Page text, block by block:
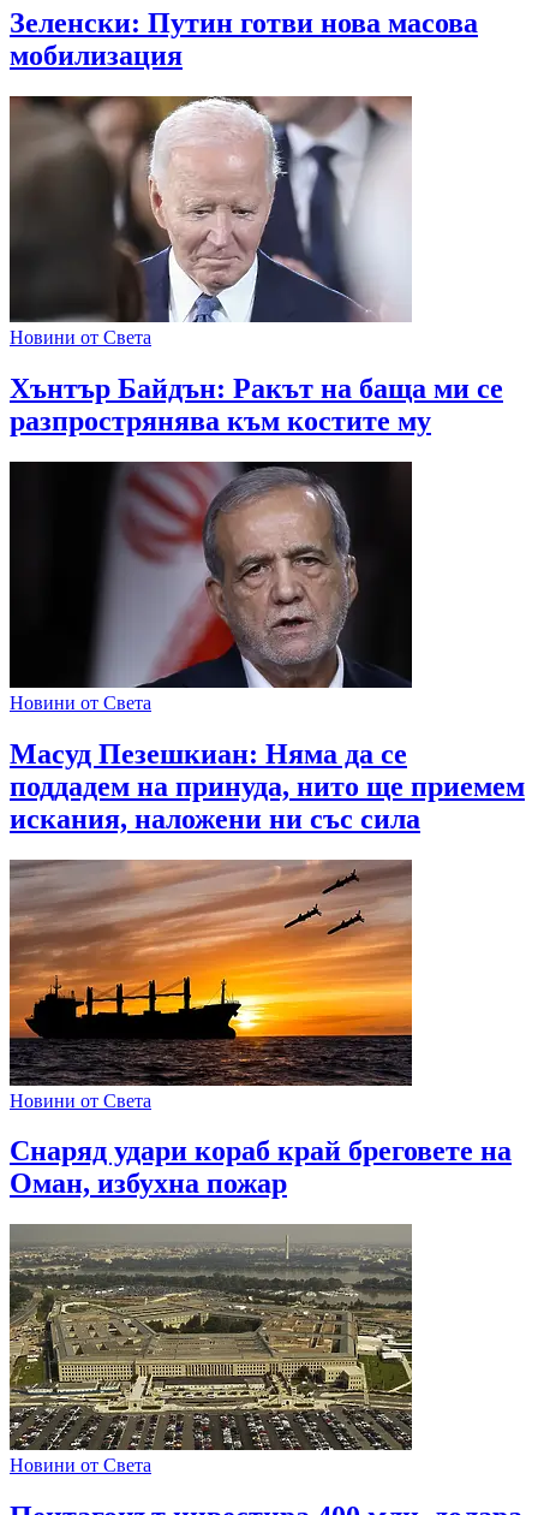
Зеленски: Путин готви нова масова
мобилизация
Новини от Света
Хънтър Байдън: Ракът на баща ми се
разпрострянява към костите му
Новини от Света
Масуд Пезешкиан: Няма да се
поддадем на принуда, нито ще приемем
искания, наложени ни със сила
Новини от Света
Снаряд удари кораб край бреговете на
Оман, избухна пожар
Новини от Света